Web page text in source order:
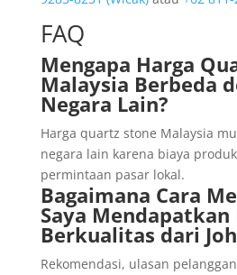
FAQ
Mengapa Harga
Malaysia Berbeda
Negara Lain?
Harga quartz stone Malaysia
negara lain karena biaya
permintaan pasar lokal.
Bagaimana Cara
Saya
Berkualitas dari
Rekomendasi, ulasan